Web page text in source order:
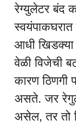
रेग्युलेटर बंद
आधी
वेळी विजेची
कारण ठिणगी
असते. जर
असेल, तर तो